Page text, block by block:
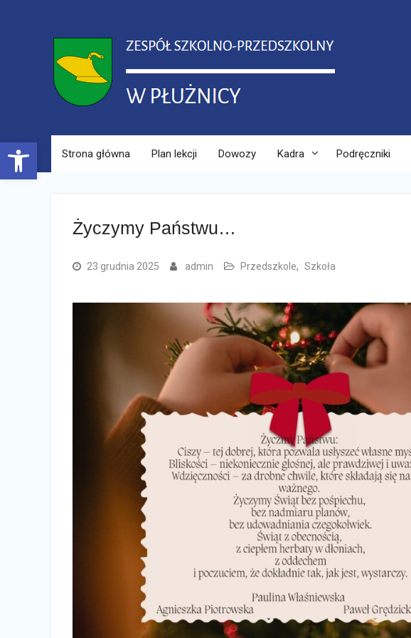
Open toolbarStrona główna Plan lekcji Dowozy Kadra Podręczniki
Życzymy Państwu…
23 grudnia 2025 admin Przedszkole, Szkoła